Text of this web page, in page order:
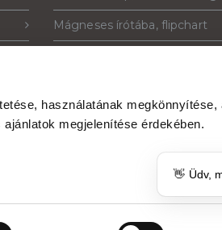
használatának megkönnyítése,
megjelenítése érdekében.
Mágneses írótába, flipchart
Plexi szórólaptartó, plakáttartó
👋 Üdv,